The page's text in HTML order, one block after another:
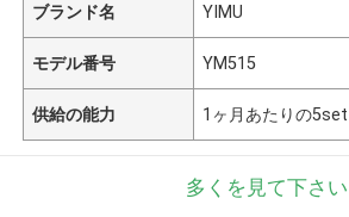
ブランド名 YIMU
モデル番号 YM515
供給の能力 1ヶ月あたりの5set
多くを見て下さい